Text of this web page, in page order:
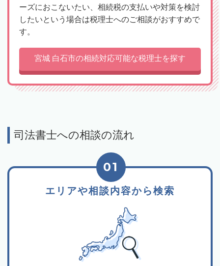
ーズにおこないたい、相続税の支払いや対策を検討
したいという場合は税理士へのご相談がおすすめで
す。
宮城 白石市の相続対応可能な税理士を探す
司法書士への相談の流れ
エリアや相談内容から検索
01